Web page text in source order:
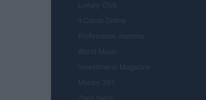
Luxury Club
Il Calcio Online
Professione mamma
World Music
Investimenti Magazine
Money 365
Zona Nerd